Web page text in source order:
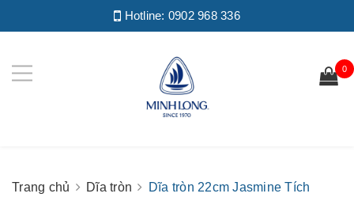
Hotline: 0902 968 336
0
Trang chủ Dĩa tròn
Dĩa tròn 22cm Jasmine Tích